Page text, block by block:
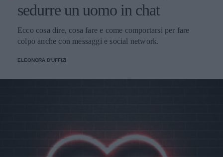
sedurre un uomo in chat
Ecco cosa dire, cosa fare e come comportarsi per fare
colpo anche con messaggi e social network.
ELEONORA D'UFFIZI